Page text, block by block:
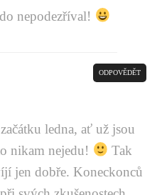
nepodezříval!
ODPOVĚDĚT
ledna, ať už jsou
nikam nejedu!
Tak
jen dobře. Koneckonců